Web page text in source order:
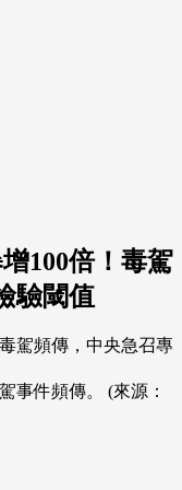
100倍！毒駕
驗閾值
事件頻傳。 (來源：